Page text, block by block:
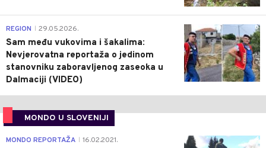
0
REGION 29.05.2026.
Sam među vukovima i šakalima:
Nevjerovatna reportaža o jedinom
stanovniku zaboravljenog zaseoka u
Dalmaciji (VIDEO)
MONDO U SLOVENIJI
4
MONDO REPORTAŽA 16.02.2021.